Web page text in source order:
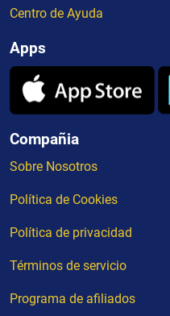
Centro de Ayuda
Apps
Compañia
Sobre Nosotros
Política de Cookies
Política de privacidad
Términos de servicio
Programa de afiliados